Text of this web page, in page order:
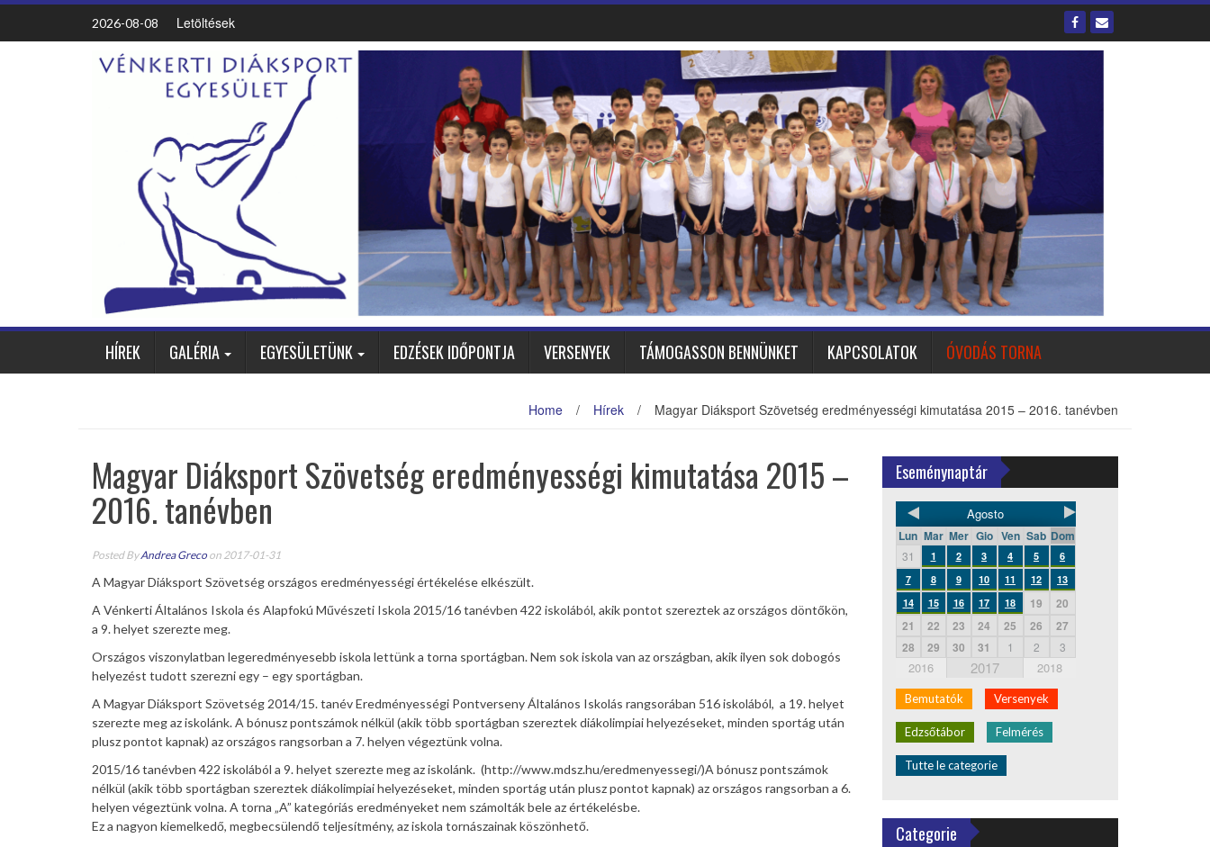
2026-08-08 Letöltések
HÍREK GALÉRIA EGYESÜLETÜNK EDZÉSEK IDŐPONTJA VERSENYEK TÁMOGASSON BENNÜNKET KAPCSOLATOK ÓVODÁS TORNA
Home / Hírek / Magyar Diáksport Szövetség eredményességi kimutatása 2015 – 2016. tanévben
Magyar Diáksport Szövetség eredményességi kimutatása 2015 –
2016. tanévben
Posted ByAndrea Greco on 2017-01-31
A Magyar Diáksport Szövetség országos eredményességi értékelése elkészült.
A Vénkerti Általános Iskola és Alapfokú Művészeti Iskola 2015/16 tanévben 422 iskolából, akik pontot szereztek az országos döntőkön,
a 9. helyet szerezte meg.
Országos viszonylatban legeredményesebb iskola lettünk a torna sportágban. Nem sok iskola van az országban, akik ilyen sok dobogós
helyezést tudott szerezni egy – egy sportágban.
A Magyar Diáksport Szövetség 2014/15. tanév Eredményességi Pontverseny Általános Iskolás rangsorában 516 iskolából, a 19. helyet
szerezte meg az iskolánk. A bónusz pontszámok nélkül (akik több sportágban szereztek diákolimpiai helyezéseket, minden sportág után
plusz pontot kapnak) az országos rangsorban a 7. helyen végeztünk volna.
2015/16 tanévben 422 iskolából a 9. helyet szerezte meg az iskolánk. (http://www.mdsz.hu/eredmenyessegi/)A bónusz pontszámok
nélkül (akik több sportágban szereztek diákolimpiai helyezéseket, minden sportág után plusz pontot kapnak) az országos rangsorban a 6.
helyen végeztünk volna. A torna „A” kategóriás eredményeket nem számolták bele az értékelésbe.
Ez a nagyon kiemelkedő, megbecsülendő teljesítmény, az iskola tornászainak köszönhető.
Eseménynaptár
Agosto
Lun Mar Mer Gio Ven Sab Dom
31 1 2 3 4 5
6
7
8 9 10 11 12
13
14
15 16 17 18 19
20
21
22 23 24 25 26
27
28
29 30 31 1 2 3
2016 2017 2018
Bemutatók Versenyek
Edzsőtábor Felmérés
Tutte le categorie
Categorie